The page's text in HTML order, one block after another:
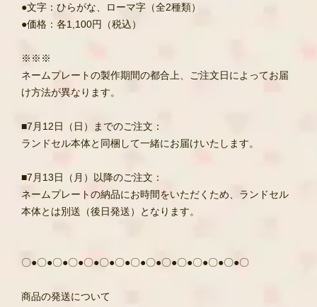
●文字：ひらがな、ローマ字（全2種類）
●価格：各1,100円（税込）
※※※
ネームプレートの製作期間の都合上、ご注文日によってお届
け方法が異なります。
■7月12日（日）までのご注文：
ランドセル本体と同梱して一緒にお届けいたします。
■7月13日（月）以降のご注文：
ネームプレートの納品にお時間をいただくため、ランドセル
本体とは別送（後日発送）となります。
〇●〇●〇●〇●〇●〇●〇●〇●〇●〇●〇●〇●〇●〇●〇
商品の発送について